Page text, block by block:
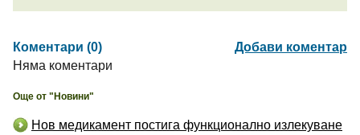
Коментари (0)
Добави коментар
Няма коментари
Още от "Новини"
Нов медикамент постига функционално излекуване